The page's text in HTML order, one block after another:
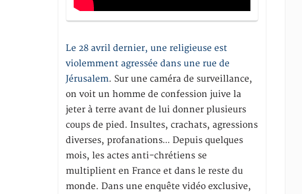
Le 28 avril dernier, une religieuse est
violemment agressée dans une rue de
Jérusalem. Sur une caméra de surveillance,
on voit un homme de confession juive la
jeter à terre avant de lui donner plusieurs
coups de pied. Insultes, crachats, agressions
diverses, profanations… Depuis quelques
mois, les actes anti-chrétiens se
multiplient en France et dans le reste du
monde. Dans une enquête vidéo exclusive,